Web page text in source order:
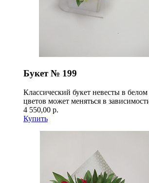
Букет № 199
Классический букет невесты в
цветов может меняться в
4 550,00 р.
Купить